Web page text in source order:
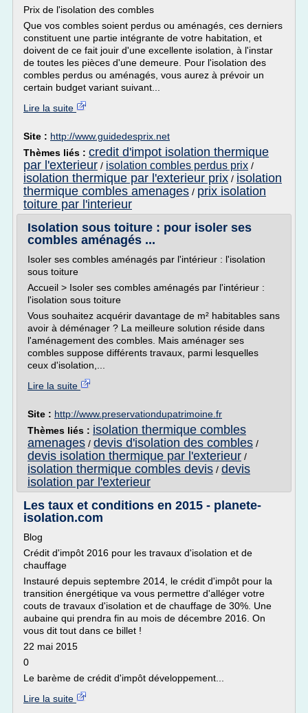
Prix de l'isolation des combles
Que vos combles soient perdus ou aménagés, ces derniers
constituent une partie intégrante de votre habitation, et
doivent de ce fait jouir d'une excellente isolation, à l'instar
de toutes les pièces d'une demeure. Pour l'isolation des
combles perdus ou aménagés, vous aurez à prévoir un
certain budget variant suivant...
Lire la suite
Site : http://www.guidedesprix.net
Thèmes liés : credit d'impot isolation thermique
par l'exterieur / isolation combles perdus prix /
isolation thermique par l'exterieur prix / isolation
thermique combles amenages / prix isolation
toiture par l'interieur
Isolation sous toiture : pour isoler ses
combles aménagés ...
Isoler ses combles aménagés par l'intérieur : l'isolation
sous toiture
Accueil > Isoler ses combles aménagés par l'intérieur :
l'isolation sous toiture
Vous souhaitez acquérir davantage de m² habitables sans
avoir à déménager ? La meilleure solution réside dans
l'aménagement des combles. Mais aménager ses
combles suppose différents travaux, parmi lesquelles
ceux d'isolation,...
Lire la suite
Site : http://www.preservationdupatrimoine.fr
Thèmes liés : isolation thermique combles
amenages / devis d'isolation des combles /
devis isolation thermique par l'exterieur /
isolation thermique combles devis / devis
isolation par l'exterieur
Les taux et conditions en 2015 - planete-
isolation.com
Blog
Crédit d'impôt 2016 pour les travaux d'isolation et de
chauffage
Instauré depuis septembre 2014, le crédit d'impôt pour la
transition énergétique va vous permettre d'alléger votre
couts de travaux d'isolation et de chauffage de 30%. Une
aubaine qui prendra fin au mois de décembre 2016. On
vous dit tout dans ce billet !
22 mai 2015
0
Le barème de crédit d'impôt développement...
Lire la suite